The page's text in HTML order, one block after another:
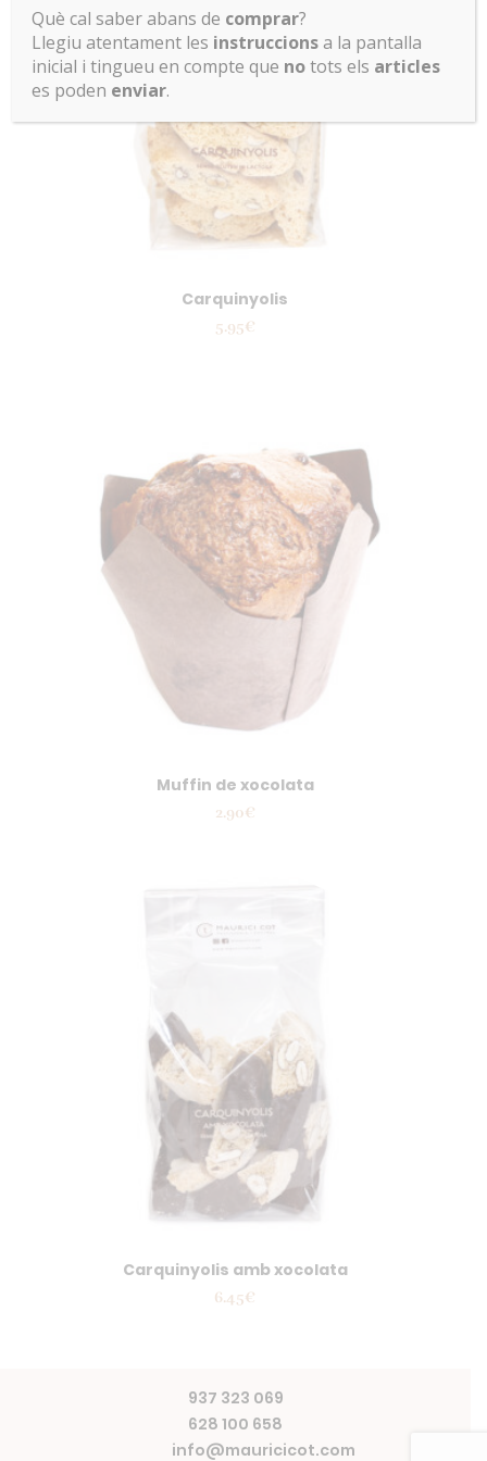
Carquinyolis
5.95€
Muffin de xocolata
2.90€
Carquinyolis amb xocolata
6.45€
937 323 069
628 100 658
info@mauricicot.com
Què cal saber abans de comprar?
Llegiu atentament les instruccionsa la pantalla
inicial i tingueu en compte que notots els articles
es poden enviar.